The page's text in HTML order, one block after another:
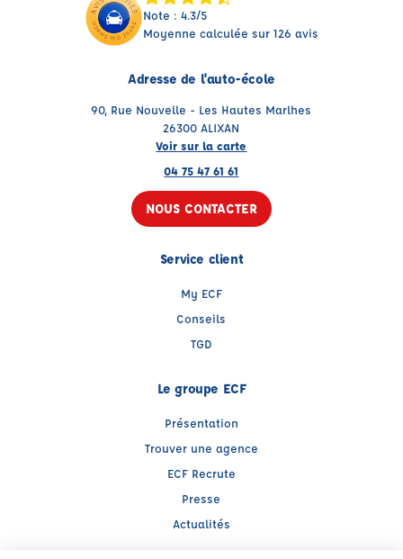
Note : 4.3/5
Moyenne calculée sur 126 avis
Adresse de l'auto-école
90, Rue Nouvelle - Les Hautes Marlhes
26300 ALIXAN
Voir sur la carte
04 75 47 61 61
NOUS CONTACTER
Service client
My ECF
Conseils
TGD
Le groupe ECF
Présentation
Trouver une agence
ECF Recrute
Presse
Actualités